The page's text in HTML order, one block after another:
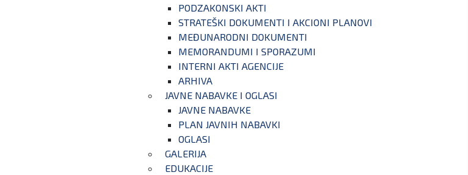
PODZAKONSKI AKTI
STRATEŠKI DOKUMENTI I AKCIONI PLANOVI
MEĐUNARODNI DOKUMENTI
MEMORANDUMI I SPORAZUMI
INTERNI AKTI AGENCIJE
ARHIVA
JAVNE NABAVKE I OGLASI
JAVNE NABAVKE
PLAN JAVNIH NABAVKI
OGLASI
GALERIJA
EDUKACIJE